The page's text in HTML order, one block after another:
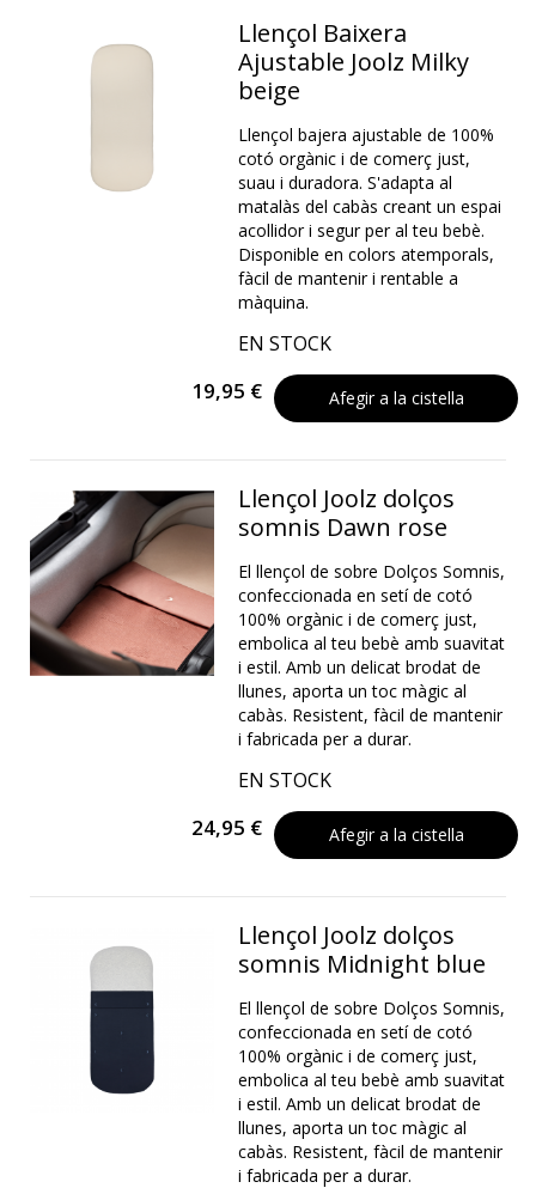
Llençol Baixera
Ajustable Joolz Milky
beige
Llençol bajera ajustable de 100%
cotó orgànic i de comerç just,
suau i duradora. S'adapta al
matalàs del cabàs creant un espai
acollidor i segur per al teu bebè.
Disponible en colors atemporals,
fàcil de mantenir i rentable a
màquina.
EN STOCK
19,95 € Afegir a la cistella
Llençol Joolz dolços
somnis Dawn rose
El llençol de sobre Dolços Somnis,
confeccionada en setí de cotó
100% orgànic i de comerç just,
embolica al teu bebè amb suavitat
i estil. Amb un delicat brodat de
llunes, aporta un toc màgic al
cabàs. Resistent, fàcil de mantenir
i fabricada per a durar.
EN STOCK
24,95 € Afegir a la cistella
Llençol Joolz dolços
somnis Midnight blue
El llençol de sobre Dolços Somnis,
confeccionada en setí de cotó
100% orgànic i de comerç just,
embolica al teu bebè amb suavitat
i estil. Amb un delicat brodat de
llunes, aporta un toc màgic al
cabàs. Resistent, fàcil de mantenir
i fabricada per a durar.